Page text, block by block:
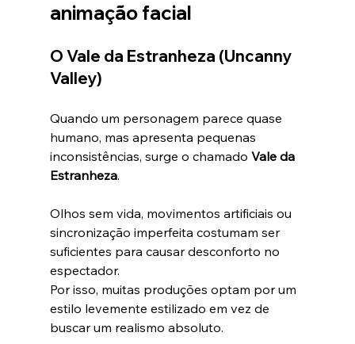
animação facial
O Vale da Estranheza (Uncanny
Valley)
Quando um personagem parece quase
humano, mas apresenta pequenas
inconsistências, surge o chamado Vale da
Estranheza.
Olhos sem vida, movimentos artificiais ou
sincronização imperfeita costumam ser
suficientes para causar desconforto no
espectador.
Por isso, muitas produções optam por um
estilo levemente estilizado em vez de
buscar um realismo absoluto.